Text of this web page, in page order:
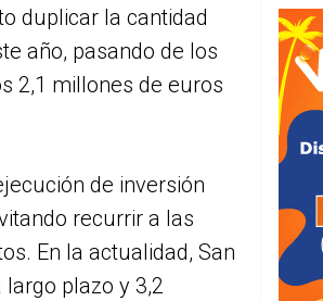
duplicar la cantidad
año, pasando de los
2,1 millones de euros
de inversión
recurrir a las
En la actualidad, San
plazo y 3,2